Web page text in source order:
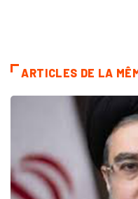
ARTICLES DE LA